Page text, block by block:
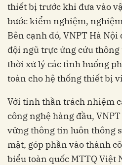
thiết bị trước khi đưa vào
bước kiểm nghiệm,
Bên cạnh đó, VNPT Hà
đội ngũ trực ứng cứu
thời xử lý các tình huống
toàn cho hệ thống thiết bị
Với tinh thần trách nhiệm
công nghệ hàng đầu,
vững thông tin luôn thông
mật, góp phần vào thành
biểu toàn quốc MTTQ Việt